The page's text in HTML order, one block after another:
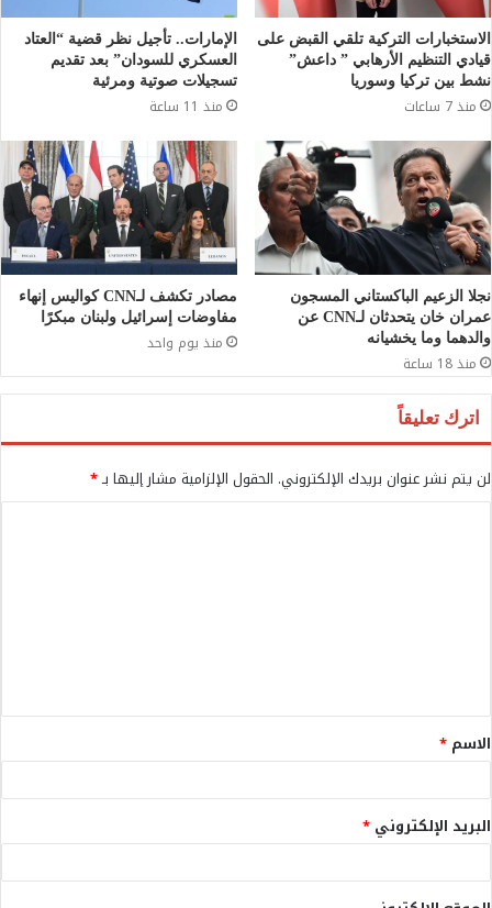
الاستخبارات التركية تلقي القبض على
قيادي التنظيم الأرهابي ” داعش”
نشط بين تركيا وسوريا
منذ 7 ساعات
الإمارات.. تأجيل نظر قضية “العتاد
العسكري للسودان” بعد تقديم
تسجيلات صوتية ومرئية
منذ 11 ساعة
نجلا الزعيم الباكستاني المسجون
عمران خان يتحدثان لـCNN عن
والدهما وما يخشيانه
منذ 18 ساعة
مصادر تكشف لـCNN كواليس إنهاء
مفاوضات إسرائيل ولبنان مبكرًا
منذ يوم واحد
اترك تعليقاً
لن يتم نشر عنوان بريدك الإلكتروني. الحقول الإلزامية مشار إليها بـ*
ق
*
الاسم *
البريد الإلكتروني *